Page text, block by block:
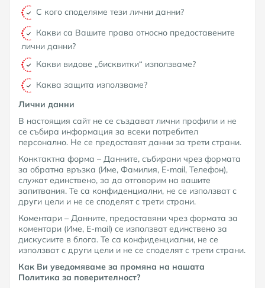
С кого споделяме тези лични данни?
Какви са Вашите права относно предоставените
лични данни?
Какви видове „бисквитки“ използваме?
Каква защита използваме?
Лични данни
В настоящия сайт не се създават лични профили и не
се събира информация за всеки потребител
персонално. Не се предоставят данни за трети страни.
Конктактна форма – Данните, събирани чрез формата
за обратна връзка (Име, Фамилия, Е-mail, Телефон),
служат единствено, за да отговорим на вашите
запитвания. Те са конфиденциални, не се използват с
други цели и не се споделят с трети страни.
Коментари – Данните, предоставяни чрез формата за
коментари (Име, E-mail) се използват единствено за
дискусиите в блога. Те са конфиденциални, не се
използват с други цели и не се споделят с трети страни.
Как Ви уведомяваме за промяна на нашата
Политика за поверителност?